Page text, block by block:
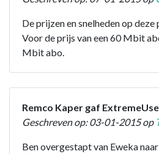
De prijzen en snelheden op deze
Voor de prijs van een 60 Mbit
Mbit abo.
Remco Kaper gaf
Geschreven op: 03-01-2015 op
Ben overgestapt van Eweka